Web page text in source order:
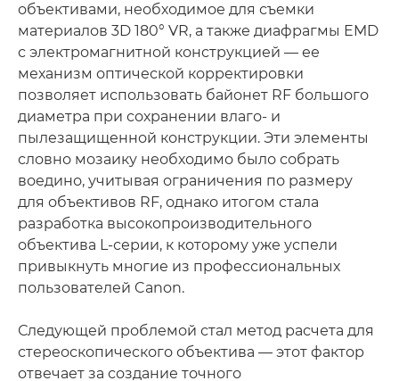
объективами, необходимое для съемки
материалов 3D 180° VR, а также диафрагмы EMD
с электромагнитной конструкцией — ее
механизм оптической корректировки
позволяет использовать байонет RF большого
диаметра при сохранении влаго- и
пылезащищенной конструкции. Эти элементы
словно мозаику необходимо было собрать
воедино, учитывая ограничения по размеру
для объективов RF, однако итогом стала
разработка высокопроизводительного
объектива L-серии, к которому уже успели
привыкнуть многие из профессиональных
пользователей Canon.
Следующей проблемой стал метод расчета для
стереоскопического объектива — этот фактор
отвечает за создание точного